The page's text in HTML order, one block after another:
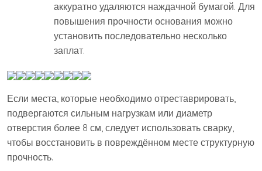
аккуратно удаляются наждачной бумагой. Для
повышения прочности основания можно
установить последовательно несколько
заплат.
Если места, которые необходимо отреставрировать,
подвергаются сильным нагрузкам или диаметр
отверстия более 8 см, следует использовать сварку,
чтобы восстановить в повреждённом месте структурную
прочность.